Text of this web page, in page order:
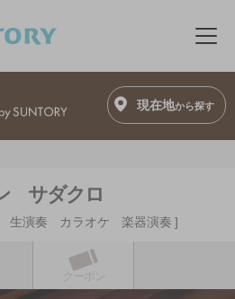
メ
現在地から探す
サダクロ
生演奏 カラオケ 楽器演奏